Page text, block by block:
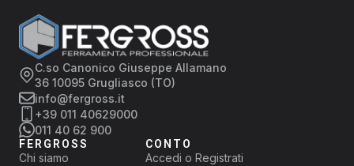
C.so Canonico Giuseppe Allamano
36 10095 Grugliasco (TO)
info@fergross.it
+39 011 40629000
011 40 62 900
FERGROSS
Chi siamo
CONTO
Accedi o Registrati